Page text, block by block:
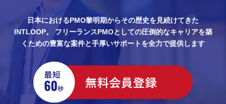
日本におけるPMO黎明期からその歴史を見続けてきた
INTLOOP。
フリーランスPMOとしての圧倒的なキャリアを築
くための豊富な案件と手厚いサポートを全力で提供します